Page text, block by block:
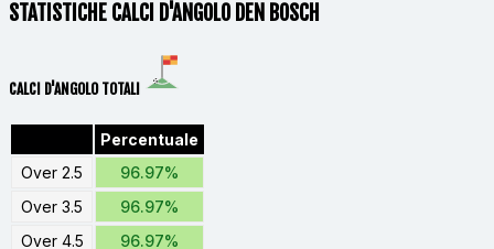
STATISTICHE CALCI D'ANGOLO DEN BOSCH
CALCI D'ANGOLO TOTALI
Percentuale
Over 2.5
96.97%
Over 3.5
96.97%
Over 4.5
96.97%